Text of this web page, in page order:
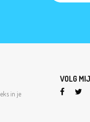
in je
VOLG MIJ